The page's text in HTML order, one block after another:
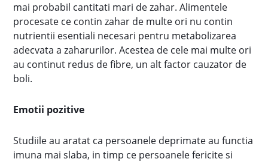
mai probabil cantitati mari de zahar. Alimentele
procesate ce contin zahar de multe ori nu contin
nutrientii esentiali necesari pentru metabolizarea
adecvata a zaharurilor. Acestea de cele mai multe ori
au continut redus de fibre, un alt factor cauzator de
boli.
Emotii pozitive
Studiile au aratat ca persoanele deprimate au functia
imuna mai slaba, in timp ce persoanele fericite si